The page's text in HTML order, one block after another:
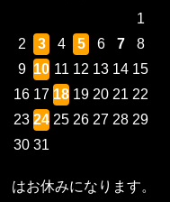
1
2
3 4 5 6 7
8
9 10 11 12 13 14 15
16 17 18 19 20 21 22
23 24 25 26 27 28 29
30 31
はお休みになります。